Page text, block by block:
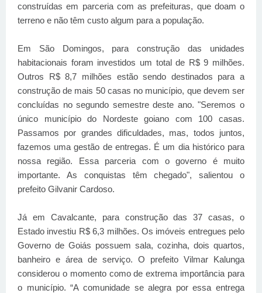
construídas em parceria com as prefeituras, que doam o
terreno e não têm custo algum para a população.
Em São Domingos, para construção das unidades
habitacionais foram investidos um total de R$ 9 milhões.
Outros R$ 8,7 milhões estão sendo destinados para a
construção de mais 50 casas no município, que devem ser
concluídas no segundo semestre deste ano. "Seremos o
único município do Nordeste goiano com 100 casas.
Passamos por grandes dificuldades, mas, todos juntos,
fazemos uma gestão de entregas. É um dia histórico para
nossa região. Essa parceria com o governo é muito
importante. As conquistas têm chegado", salientou o
prefeito Gilvanir Cardoso.
Já em Cavalcante, para construção das 37 casas, o
Estado investiu R$ 6,3 milhões. Os imóveis entregues pelo
Governo de Goiás possuem sala, cozinha, dois quartos,
banheiro e área de serviço. O prefeito Vilmar Kalunga
considerou o momento como de extrema importância para
o município. “A comunidade se alegra por essa entrega